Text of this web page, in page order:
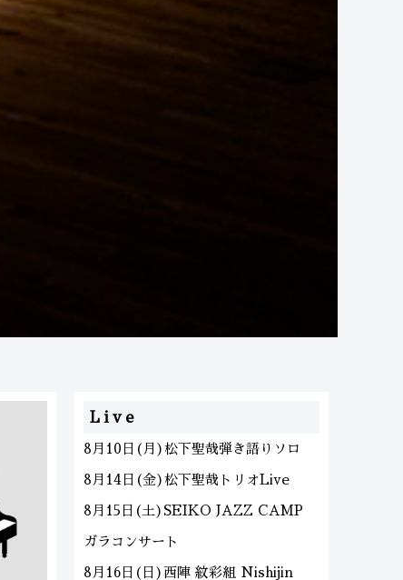
Live
8月10日(月)松下聖哉弾き語りソロ
8月14日(金)松下聖哉トリオLive
8月15日(土)SEIKO JAZZ CAMP
ガラコンサート
8月16日(日)西陣 紋彩組 Nishijin